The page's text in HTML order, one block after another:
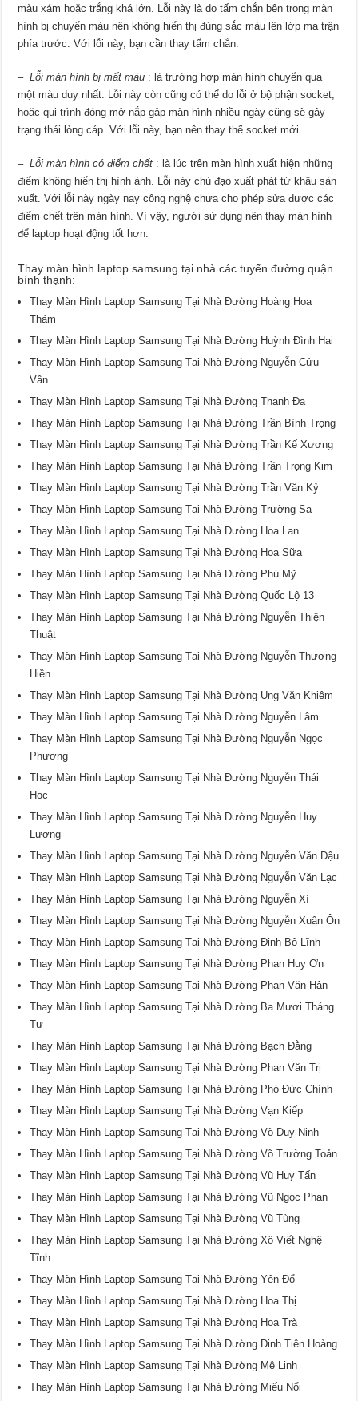
màu xám hoặc trắng khá lớn. Lỗi này là do tấm chắn bên trong màn
hình bị chuyển màu nên không hiển thị đúng sắc màu lên lớp ma trận
phía trước. Với lỗi này, bạn cần thay tấm chắn.
–Lỗi màn hình bị mất màu : là trường hợp màn hình chuyển qua
một màu duy nhất. Lỗi này còn cũng có thể do lỗi ở bộ phận socket,
hoặc qui trình đóng mở nắp gập màn hình nhiều ngày cũng sẽ gây
trạng thái lỏng cáp. Với lỗi này, bạn nên thay thế socket mới.
–Lỗi màn hình có điểm chết : là lúc trên màn hình xuất hiện những
điểm không hiển thị hình ảnh. Lỗi này chủ đạo xuất phát từ khâu sản
xuất. Với lỗi này ngày nay công nghệ chưa cho phép sửa được các
điểm chết trên màn hình. Vì vậy, người sử dụng nên thay màn hình
để laptop hoạt động tốt hơn.
Thay màn hình laptop samsung tại nhà các tuyến đường quận
bình thạnh:
Thay Màn Hình Laptop Samsung Tại Nhà Đường Hoàng Hoa
Thám
Thay Màn Hình Laptop Samsung Tại Nhà Đường Huỳnh Đình Hai
Thay Màn Hình Laptop Samsung Tại Nhà Đường Nguyễn Cửu
Vân
Thay Màn Hình Laptop Samsung Tại Nhà Đường Thanh Đa
Thay Màn Hình Laptop Samsung Tại Nhà Đường Trần Bình Trọng
Thay Màn Hình Laptop Samsung Tại Nhà Đường Trần Kế Xương
Thay Màn Hình Laptop Samsung Tại Nhà Đường Trần Trọng Kim
Thay Màn Hình Laptop Samsung Tại Nhà Đường Trần Văn Kỷ
Thay Màn Hình Laptop Samsung Tại Nhà Đường Trường Sa
Thay Màn Hình Laptop Samsung Tại Nhà Đường Hoa Lan
Thay Màn Hình Laptop Samsung Tại Nhà Đường Hoa Sữa
Thay Màn Hình Laptop Samsung Tại Nhà Đường Phú Mỹ
Thay Màn Hình Laptop Samsung Tại Nhà Đường Quốc Lộ 13
Thay Màn Hình Laptop Samsung Tại Nhà Đường Nguyễn Thiện
Thuật
Thay Màn Hình Laptop Samsung Tại Nhà Đường Nguyễn Thượng
Hiền
Thay Màn Hình Laptop Samsung Tại Nhà Đường Ung Văn Khiêm
Thay Màn Hình Laptop Samsung Tại Nhà Đường Nguyễn Lâm
Thay Màn Hình Laptop Samsung Tại Nhà Đường Nguyễn Ngọc
Phương
Thay Màn Hình Laptop Samsung Tại Nhà Đường Nguyễn Thái
Học
Thay Màn Hình Laptop Samsung Tại Nhà Đường Nguyễn Huy
Lượng
Thay Màn Hình Laptop Samsung Tại Nhà Đường Nguyễn Văn Đậu
Thay Màn Hình Laptop Samsung Tại Nhà Đường Nguyễn Văn Lạc
Thay Màn Hình Laptop Samsung Tại Nhà Đường Nguyễn Xí
Thay Màn Hình Laptop Samsung Tại Nhà Đường Nguyễn Xuân Ôn
Thay Màn Hình Laptop Samsung Tại Nhà Đường Đinh Bộ Lĩnh
Thay Màn Hình Laptop Samsung Tại Nhà Đường Phan Huy Ơn
Thay Màn Hình Laptop Samsung Tại Nhà Đường Phan Văn Hân
Thay Màn Hình Laptop Samsung Tại Nhà Đường Ba Mươi Tháng
Tư
Thay Màn Hình Laptop Samsung Tại Nhà Đường Bạch Đằng
Thay Màn Hình Laptop Samsung Tại Nhà Đường Phan Văn Trị
Thay Màn Hình Laptop Samsung Tại Nhà Đường Phó Đức Chính
Thay Màn Hình Laptop Samsung Tại Nhà Đường Vạn Kiếp
Thay Màn Hình Laptop Samsung Tại Nhà Đường Võ Duy Ninh
Thay Màn Hình Laptop Samsung Tại Nhà Đường Võ Trường Toản
Thay Màn Hình Laptop Samsung Tại Nhà Đường Vũ Huy Tấn
Thay Màn Hình Laptop Samsung Tại Nhà Đường Vũ Ngọc Phan
Thay Màn Hình Laptop Samsung Tại Nhà Đường Vũ Tùng
Thay Màn Hình Laptop Samsung Tại Nhà Đường Xô Viết Nghệ
Tĩnh
Thay Màn Hình Laptop Samsung Tại Nhà Đường Yên Đổ
Thay Màn Hình Laptop Samsung Tại Nhà Đường Hoa Thị
Thay Màn Hình Laptop Samsung Tại Nhà Đường Hoa Trà
Thay Màn Hình Laptop Samsung Tại Nhà Đường Đinh Tiên Hoàng
Thay Màn Hình Laptop Samsung Tại Nhà Đường Mê Linh
Thay Màn Hình Laptop Samsung Tại Nhà Đường Miếu Nổi